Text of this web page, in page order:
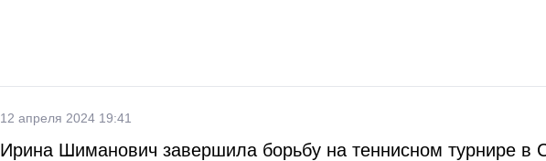
12 апреля 2024 19:41
Ирина Шиманович завершила борьбу на теннисном турнире в